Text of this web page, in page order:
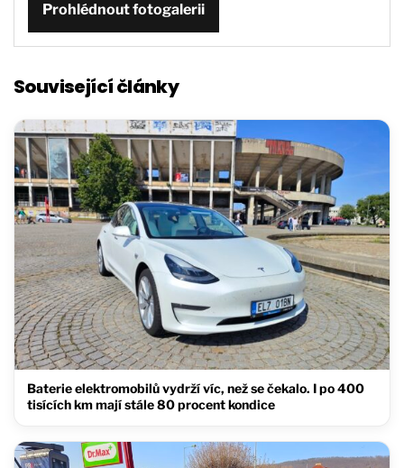
Prohlédnout fotogalerii
Související články
Baterie elektromobilů vydrží víc, než se čekalo. I po 400
tisících km mají stále 80 procent kondice